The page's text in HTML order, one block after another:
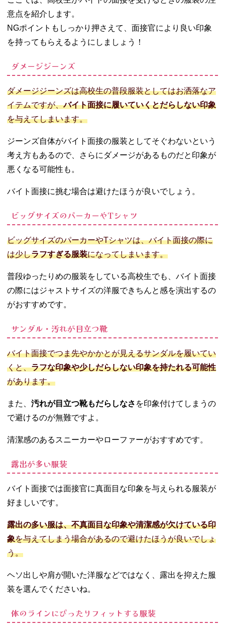
意点を紹介します。
NGポイントもしっかり押さえて、面接官により良い印象
を持ってもらえるようにしましょう！
ダメージジーンズ
ダメージジーンズは高校生の普段服装としてはお洒落なア
イテムですが、バイト面接に履いていくとだらしない印象
を与えてしまいます。
ジーンズ自体がバイト面接の服装としてそぐわないという
考え方もあるので、さらにダメージがあるものだと印象が
悪くなる可能性も。
バイト面接に挑む場合は避けたほうが良いでしょう。
ビッグサイズのパーカーやTシャツ
ビッグサイズのパーカーやTシャツは、バイト面接の際に
は少しラフすぎる服装になってしまいます。
普段ゆったりめの服装をしている高校生でも、バイト面接
の際にはジャストサイズの洋服できちんと感を演出するの
がおすすめです。
サンダル・汚れが目立つ靴
バイト面接でつま先やかかとが見えるサンダルを履いてい
くと、ラフな印象や少しだらしない印象を持たれる可能性
があります。
また、 汚れが目立つ靴もだらしなさ を印象付けてしまうの
で避けるのが無難ですよ。
清潔感のあるスニーカーやローファーがおすすめです。
露出が多い服装
バイト面接では面接官に真面目な印象を与えられる服装が
好ましいです。
露出の多い服は、不真面目な印象や清潔感が欠けている印
象を与えてしまう場合があるので避けたほうが良いでしょ
う。
ヘソ出しや肩が開いた洋服などではなく、露出を抑えた服
装を選んでくださいね。
体のラインにぴったりフィットする服装